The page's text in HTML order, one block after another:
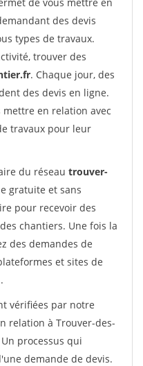
des devis
types de travaux.
trouver des
. Chaque jour, des
des devis en ligne.
en relation avec
travaux pour leur
du réseau trouver-
gratuite et sans
pour recevoir des
chantiers. Une fois la
des demandes de
et sites de
vérifiées par notre
relation à Trouver-des-
processus qui
demande de devis.